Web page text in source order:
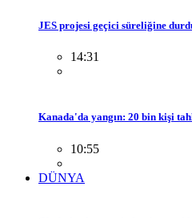
JES projesi geçici süreliğine
14:31
Kanada'da yangın: 20 bin kişi
10:55
DÜNYA